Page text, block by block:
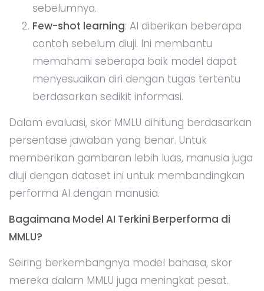
sebelumnya.
Few-shot learning: AI diberikan beberapa
contoh sebelum diuji. Ini membantu
memahami seberapa baik model dapat
menyesuaikan diri dengan tugas tertentu
berdasarkan sedikit informasi.
Dalam evaluasi, skor MMLU dihitung berdasarkan
persentase jawaban yang benar. Untuk
memberikan gambaran lebih luas, manusia juga
diuji dengan dataset ini untuk membandingkan
performa AI dengan manusia.
Bagaimana Model AI Terkini Berperforma di
MMLU?
Seiring berkembangnya model bahasa, skor
mereka dalam MMLU juga meningkat pesat.